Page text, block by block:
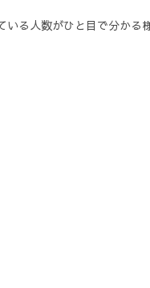
る人数がひと目で分かる